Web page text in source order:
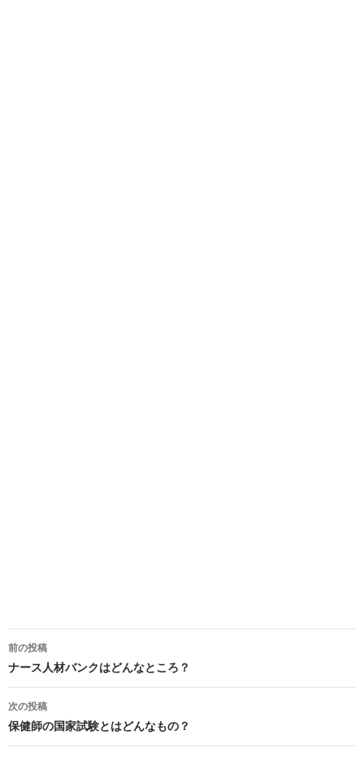
投
稿
ナ
前の投稿
ナース人材バンクはどんなところ？
次の投稿
保健師の国家試験とはどんなもの？